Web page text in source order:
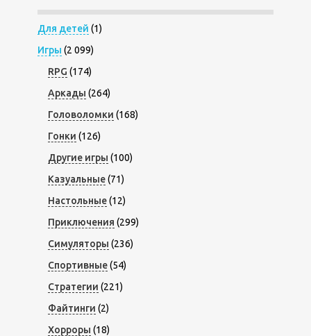
Для детей (1)
Игры (2 099)
RPG (174)
Аркады (264)
Головоломки (168)
Гонки (126)
Другие игры (100)
Казуальные(71)
Настольные(12)
Приключения (299)
Симуляторы (236)
Спортивные(54)
Стратегии (221)
Файтинги (2)
Хорроры (18)